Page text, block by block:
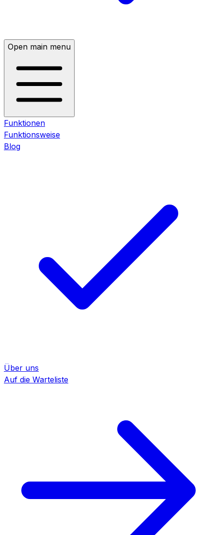
Open main menu
Funktionen
Funktionsweise
Blog
Über uns
Auf die Warteliste